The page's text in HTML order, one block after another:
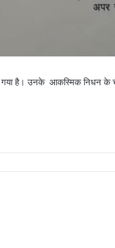
गया है। उनके आकस्मिक निधन